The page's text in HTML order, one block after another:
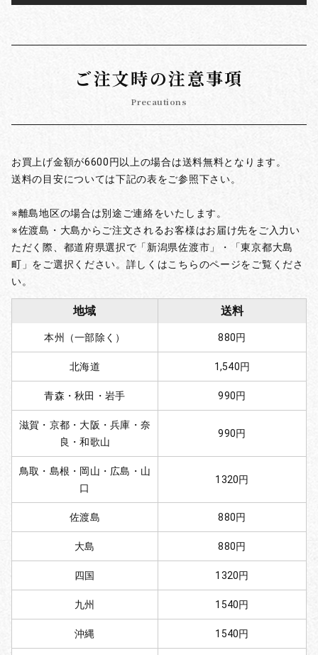
ご注文時の注意事項
Precautions
お買上げ金額が6600円以上の場合は送料無料となります。
送料の目安については下記の表をご参照下さい。
※離島地区の場合は別途ご連絡をいたします。
※佐渡島・大島からご注文されるお客様はお届け先をご入力い
ただく際、都道府県選択で「新潟県佐渡市」・「東京都大島
町」をご選択ください。詳しくはこちらのページをご覧くださ
い。
地域 送料
本州（一部除く） 880円
北海道 1,540円
青森・秋田・岩手 990円
滋賀・京都・大阪・兵庫・奈
良・和歌山
990円
鳥取・島根・岡山・広島・山
口
1320円
佐渡島 880円
大島 880円
四国 1320円
九州 1540円
沖縄 1540円